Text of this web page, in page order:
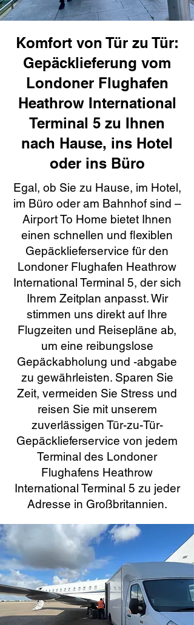
Komfort von Tür zu Tür:
Gepäcklieferung vom
Londoner Flughafen
Heathrow International
Terminal 5 zu Ihnen
nach Hause, ins Hotel
oder ins Büro
Egal, ob Sie zu Hause, im Hotel,
im Büro oder am Bahnhof sind –
Airport To Home bietet Ihnen
einen schnellen und flexiblen
Gepäcklieferservice für den
Londoner Flughafen Heathrow
International Terminal 5, der sich
Ihrem Zeitplan anpasst. Wir
stimmen uns direkt auf Ihre
Flugzeiten und Reisepläne ab,
um eine reibungslose
Gepäckabholung und -abgabe
zu gewährleisten. Sparen Sie
Zeit, vermeiden Sie Stress und
reisen Sie mit unserem
zuverlässigen Tür-zu-Tür-
Gepäcklieferservice von jedem
Terminal des Londoner
Flughafens Heathrow
International Terminal 5 zu jeder
Adresse in Großbritannien.